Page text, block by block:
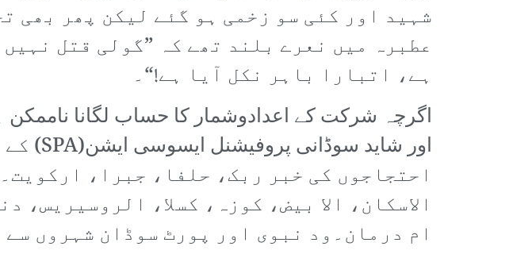
شہید اور کئی سو زخمی ہو گئے لیکن پھر بھی
عطبرہ میں نعرے بلند تھے کہ ”گولی قتل
ہے، اتبارا باہر نکل آیا ہے!“۔
اگرچہ شرکت کے اعدادوشمار کا حساب لگانا
احتجاجوں کی خبر ربک، حلفا، جبرا،
الاسکان، الا بیض، کوزہ، کسلا،
ام درمان۔ود نبوی اور پورٹ سوڈان شہروں